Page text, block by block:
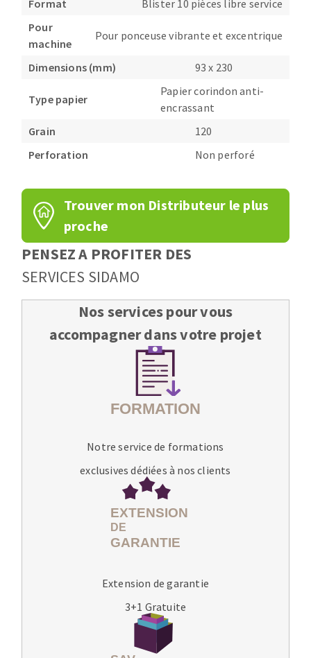
Format
Blister 10 pièces libre service
Pour
machine
Pour ponceuse vibrante et excentrique
Dimensions (mm) 93 x 230
Type papier
Papier corindon anti-
encrassant
Grain
120
Perforation
Non perforé
Trouver mon Distributeur le plus
proche
PENSEZ A PROFITER DES
SERVICES SIDAMO
Nos services pour vous
accompagner dans votre projet
Notre service de formations
exclusives dédiées à nos clients
Extension de garantie
3+1 Gratuite